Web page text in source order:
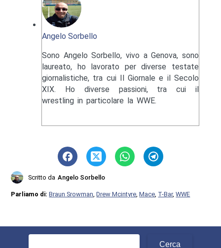
Angelo Sorbello
Sono Angelo Sorbello, vivo a Genova, sono
laureato, ho lavorato per diverse testate
giornalistiche, tra cui Il Giornale e il Secolo
XIX. Ho diverse passioni, tra cui il
wrestling in particolare la WWE.
Scritto da Angelo Sorbello
Parliamo di:Braun Srowman ,Drew Mcintyre ,Mace T-Bar,WWE